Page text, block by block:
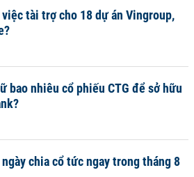
tài trợ cho 18 dự án Vingroup,
bao nhiêu cổ phiếu CTG để sở hữu
chia cổ tức ngay trong tháng 8